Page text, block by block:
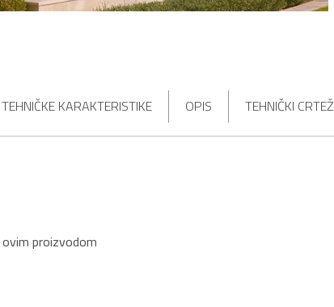
TEHNIČKE KARAKTERISTIKE OPIS TEHNIČKI CRTEŽ
proizvodom